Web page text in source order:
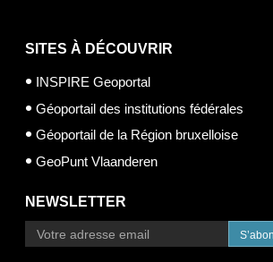
SITES À DÉCOUVRIR
INSPIRE Geoportal
Géoportail des institutions fédérales
Géoportail de la Région bruxelloise
GeoPunt Vlaanderen
NEWSLETTER